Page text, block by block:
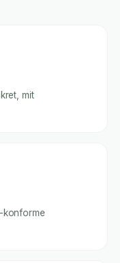
mit
konforme